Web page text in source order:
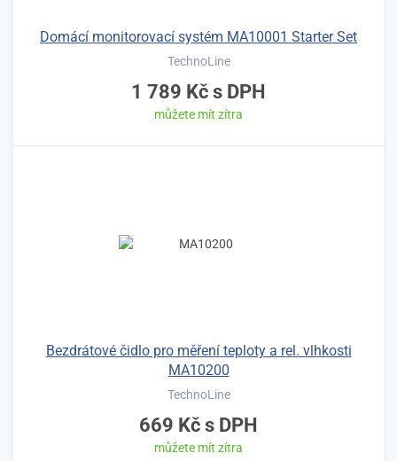
Domácí monitorovací systém MA10001 Starter Set
TechnoLine
1 789 Kč s DPH
můžete mít zítra
Bezdrátové čidlo pro měření teploty a rel. vlhkosti
MA10200
TechnoLine
669 Kč s DPH
můžete mít zítra